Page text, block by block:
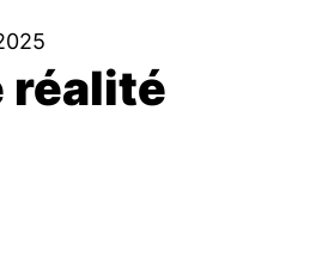
réalité